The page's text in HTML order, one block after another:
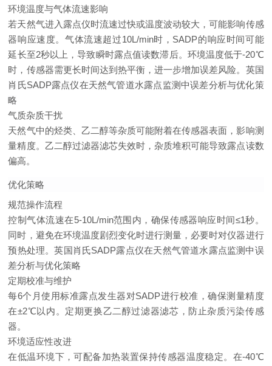
环境温度与气体流速影响
若天然气进入露点仪时流速过快或温度波动较大，可能影响传感
器响应速度。气体流速超过10L/min时，SADP的响应时间可能
延长至2秒以上，导致瞬时露点值读数滞后。环境温度低于-20℃
时，传感器需更长时间达到热平衡，进一步增加误差风险。 英国
肖氏SADP露点仪在天然气管道水露点监测中误差分析与优化策
略
气质杂质干扰
天然气中的烃类、乙二醇等杂质可能附着在传感器表面，影响测
量精度。乙二醇过滤器滤芯失效时，杂质堆积可能导致露点读数
偏高。
优化策略
规范操作流程
控制气体流速在5-10L/min范围内，确保传感器响应时间≤1秒。
同时，避免在环境温度剧烈变化时进行测量，必要时对仪器进行
预热处理。英国肖氏SADP露点仪在天然气管道水露点监测中误
差分析与优化策略
定期校准与维护
每6个月使用标准露点发生器对SADP进行校准，确保测量精度
在±2℃以内。定期更换乙二醇过滤器滤芯，防止杂质污染传感
器。
环境适应性改进
在低温环境下，可配备加热装置保持传感器温度稳定。在-40℃